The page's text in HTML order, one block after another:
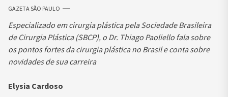
GAZETA SÃO PAULO
Especializado em cirurgia plástica pela Sociedade Brasileira
de Cirurgia Plástica (SBCP), o Dr. Thiago Paoliello fala sobre
os pontos fortes da cirurgia plástica no Brasil e conta sobre
novidades de sua carreira
Elysia Cardoso